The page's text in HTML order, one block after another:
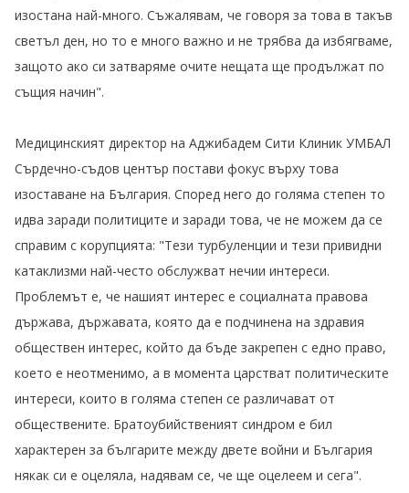
изостана най-много. Съжалявам, че говоря за това в такъв
светъл ден, но то е много важно и не трябва да избягваме,
защото ако си затваряме очите нещата ще продължат по
същия начин".
Медицинският директор на Аджибадем Сити Клиник УМБАЛ
Сърдечно-съдов център постави фокус върху това
изоставане на България. Според него до голяма степен то
идва заради политиците и заради това, че не можем да се
справим с корупцията: "Тези турбуленции и тези привидни
катаклизми най-често обслужват нечии интереси.
Проблемът е, че нашият интерес е социалната правова
държава, държавата, която да е подчинена на здравия
обществен интерес, който да бъде закрепен с едно право,
което е неотменимо, а в момента царстват политическите
интереси, които в голяма степен се различават от
обществените. Братоубийственият синдром е бил
характерен за българите между двете войни и България
някак си е оцеляла, надявам се, че ще оцелеем и сега".